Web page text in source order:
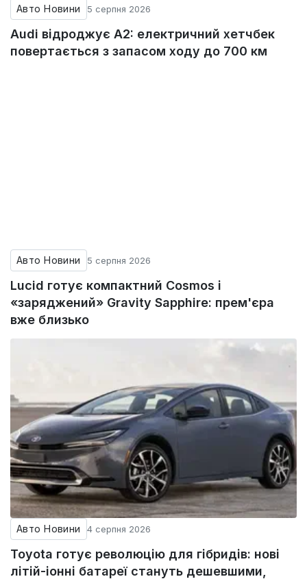
Авто Новини 5 серпня 2026
Audi відроджує A2: електричний хетчбек
повертається з запасом ходу до 700 км
Авто Новини 5 серпня 2026
Lucid готує компактний Cosmos і
«заряджений» Gravity Sapphire: прем'єра
вже близько
Авто Новини 4 серпня 2026
Toyota готує революцію для гібридів: нові
літій-іонні батареї стануть дешевшими,